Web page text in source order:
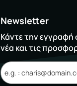
Newsletter
Κάντε την εγγραφή
νέα και τις